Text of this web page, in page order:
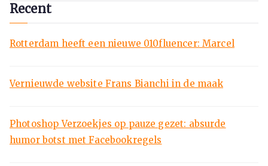
Recent
Rotterdam heeft een nieuwe 010fluencer: Marcel
Vernieuwde website Frans Bianchi in de maak
Photoshop Verzoekjes op pauze gezet: absurde
humor botst met Facebookregels